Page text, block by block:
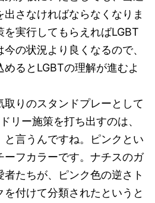
出さなければならなくなりま
実行してもらえればLGBT
の状況より良くなるので、
るとLGBTの理解が進むよ
取りのスタンドプレーとして
リー施策を打ち出すのは、
と言うんですね。ピンクとい
ーフカラーです。ナチスのガ
者たちが、ピンク色の逆さト
付けて分類されたというと